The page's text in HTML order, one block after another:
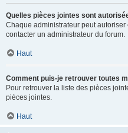
Quelles pièces jointes sont
Chaque administrateur peut
contacter un administrateur du forum.
Haut
Comment puis-je retrouver toutes
Pour retrouver la liste des pièces
pièces jointes.
Haut